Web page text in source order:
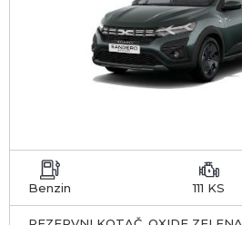
Benzin 111 KS